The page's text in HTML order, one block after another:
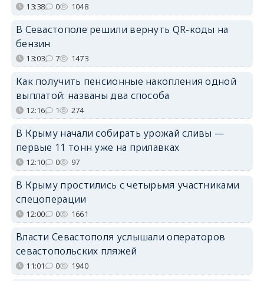
13:38 0 1048
В Севастополе решили вернуть QR-коды на
бензин
13:03 7 1473
Как получить пенсионные накопления одной
выплатой: названы два способа
12:16 1 274
В Крыму начали собирать урожай сливы —
первые 11 тонн уже на прилавках
12:10 0 97
В Крыму простились с четырьмя участниками
спецоперации
12:00 0 1661
Власти Севастополя услышали операторов
севастопольских пляжей
11:01 0 1940